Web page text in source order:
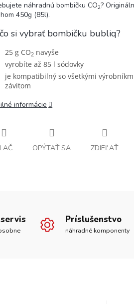
náhradnú bombičku CO2?
450g (85l).
si vybrať bombičku bubliq?
25 g CO2 navyše
vyrobíte až 85 l sódovky
je kompatibilný so všetkými
závitom
informácie
OPÝTAŤ SA ZDIEĽAŤ
Príslušenstvo
náhradné komponenty